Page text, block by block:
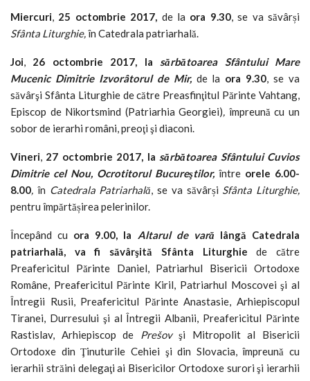
Miercuri, 25 octombrie 2017, de la ora 9.30, se va săvârși
Sfânta Liturghie,în Catedrala patriarhală.
Joi, 26 octombrie 2017, la sărbătoarea
Sfântului Mare
Mucenic Dimitrie Izvorâtorul de Mir, de la ora 9.30, se va
săvârşi Sfânta Liturghie de către Preasfinţitul Părinte Vahtang,
Episcop de Nikortsmind (Patriarhia Georgiei), împreună cu un
sobor de ierarhi români, preoţi şi diaconi.
Vineri, 27 octombrie 2017, la sărbătoarea Sfântului Cuvios
Dimitrie cel Nou, Ocrotitorul Bucureştilor, între orele 6.00-
8.00, în Catedrala Patriarhală, se va săvârși Sfânta Liturghie,
pentru împărtășirea pelerinilor.
Începând cu ora 9.00, la Altarul de vară lângă Catedrala
patriarhală, va fi săvârşită Sfânta Liturghiede către
Preafericitul Părinte Daniel, Patriarhul Bisericii Ortodoxe
Române, Preafericitul Părinte Kiril, Patriarhul Moscovei şi al
Întregii Rusii, Preafericitul Părinte Anastasie, Arhiepiscopul
Tiranei, Durresului şi al Întregii Albanii, Preafericitul Părinte
Rastislav, Arhiepiscop de Prešovşi Mitropolit al Bisericii
Ortodoxe din Ţinuturile Cehiei şi din Slovacia, împreună cu
ierarhii străini delegaţi ai Bisericilor Ortodoxe surori şi ierarhii